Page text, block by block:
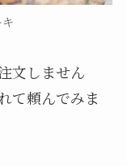
文しません
て頼んでみま